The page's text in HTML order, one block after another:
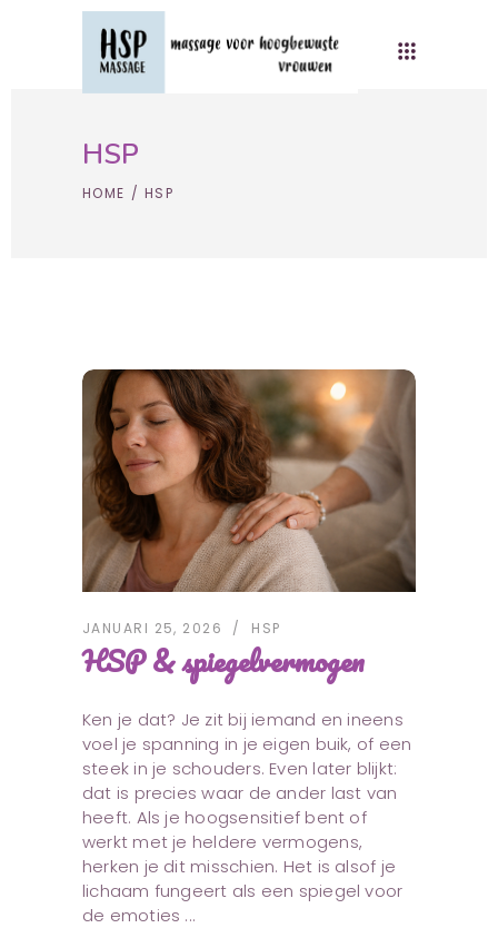
HSP
HOME / HSP
JANUARI 25, 2026 HSP
HSP & spiegelvermogen
Ken je dat? Je zit bij iemand en ineens
voel je spanning in je eigen buik, of een
steek in je schouders. Even later blijkt:
dat is precies waar de ander last van
heeft. Als je hoogsensitief bent of
werkt met je heldere vermogens,
herken je dit misschien. Het is alsof je
lichaam fungeert als een spiegel voor
de emoties